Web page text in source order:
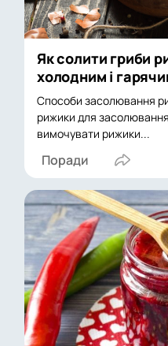
Як солити гриби
холодним і
Способи засолювання
рижики для
вимочувати рижики...
Поради